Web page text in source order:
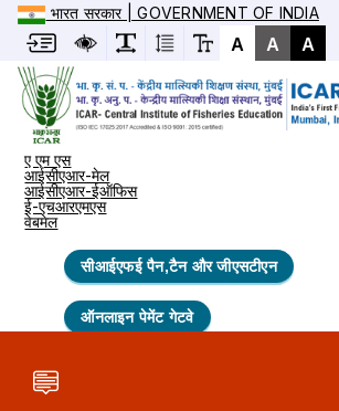
भारत सरकार | GOVERNMENT OF INDIA
A A A
ए एम एस
आईसीएआर-मेल
आईसीएआर-ईऑफिस
ई-एचआरएमएस
वेबमेल
सीआईएफई पैन,टैन और जीएसटीएन
ऑनलाइन पेमेंट गेटवे